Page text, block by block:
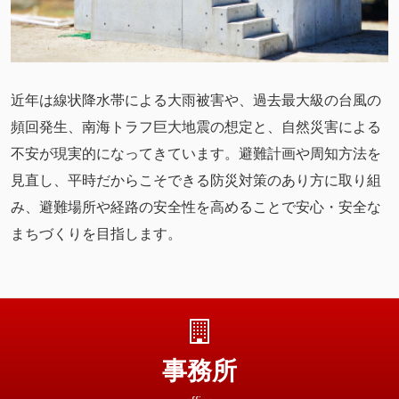
近年は線状降水帯による大雨被害や、過去最大級の台風の
頻回発生、南海トラフ巨大地震の想定と、自然災害による
不安が現実的になってきています。避難計画や周知方法を
見直し、平時だからこそできる防災対策のあり方に取り組
み、避難場所や経路の安全性を高めることで安心・安全な
まちづくりを目指します。
事務所